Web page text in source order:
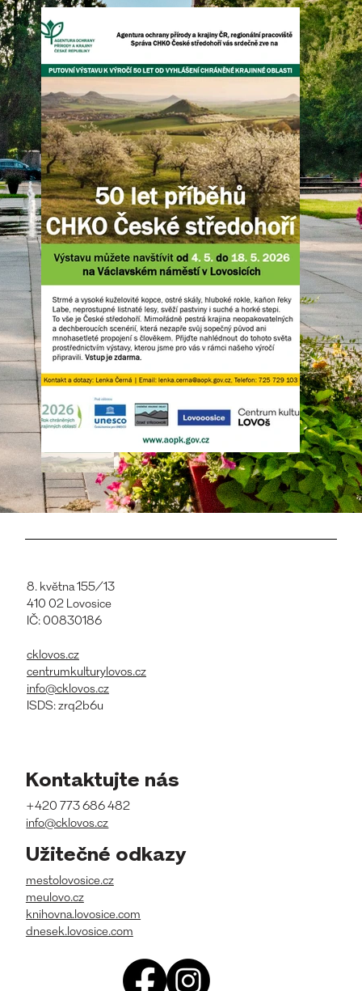
8. května 155/13
410 02 Lovosice
IČ: 00830186
cklovos.cz
centrumkulturylovos.cz
info@cklovos.cz
ISDS: zrq2b6u
Kontaktujte nás
+420 773 686 482
info@cklovos.cz
Užitečné odkazy
mestolovosice.cz
meulovo.cz
knihovna.lovosice.com
dnesek.lovosice.com